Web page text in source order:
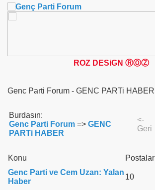
ROZ DESiGN ⓇⓄⓏ
Genc Parti Forum - GENC PARTi HABER
Burdasın:
Genc Parti Forum => GENC
PARTi HABER
<-
Geri
Konu Postalar
Genc Parti ve Cem Uzan: Yalan
Haber
10